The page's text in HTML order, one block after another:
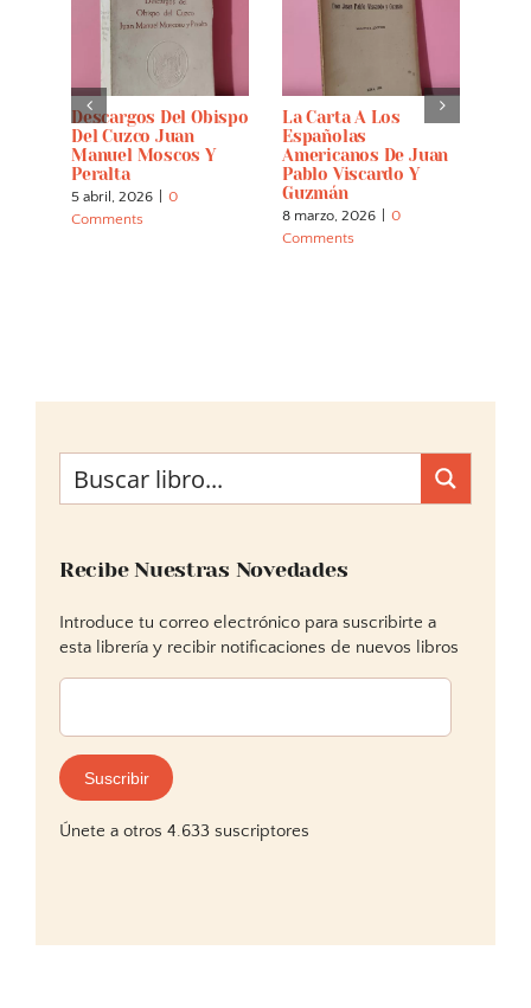
Descargos Del Obispo
Del Cuzco Juan
Manuel Moscos Y
Peralta
5 abril, 2026
0
Comments
La Carta A Los
Españolas
Americanos De Juan
Pablo Viscardo Y
Guzmán
8 marzo, 2026
0
Comments
Recibe Nuestras Novedades
Introduce tu correo electrónico para suscribirte a
esta librería y recibir notificaciones de nuevos libros
Dirección
correo
electrónico:
Suscribir
Únete a otros 4.633 suscriptores